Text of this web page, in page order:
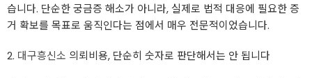
습니다. 단순한 궁금증 해소가 아니라, 실제로 법적 대응에 필요한 증
거 확보를 목표로 움직인다는 점에서 매우 전문적이었습니다.
2. 대구흥신소 의뢰비용, 단순히 숫자로 판단해서는 안 됩니다